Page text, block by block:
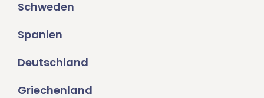
Schweden
Spanien
Deutschland
Griechenland